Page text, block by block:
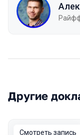
Другие
Смотреть запись